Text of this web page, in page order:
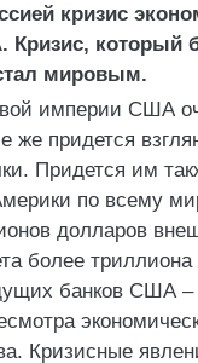
кризис
который
мировым.
империи США
же придется
Придется им
по всему
долларов
более триллиона
банков США –
Кризисные